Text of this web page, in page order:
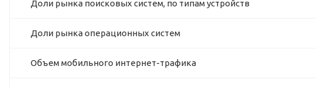
Доли рынка поисковых систем, по типам устройств
Доли рынка операционных систем
Объем мобильного интернет-трафика